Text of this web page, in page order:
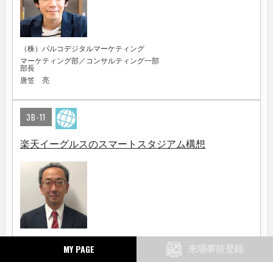
MY PAGE
（株）パルコデジタルマーケティング
マーケティング部／コンサルティング一部
部長
唐笠 亮
3B-11
楽天イーグルスのスマートスタジアム構想
事業本部 本部長